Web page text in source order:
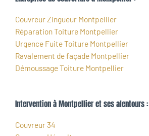
Couvreur Zingueur Montpellier
Réparation Toiture Montpellier
Urgence Fuite Toiture Montpellier
Ravalement de façade Montpellier
Démoussage Toiture Montpellier
Intervention à Montpellier et ses alentours :
Couvreur 34